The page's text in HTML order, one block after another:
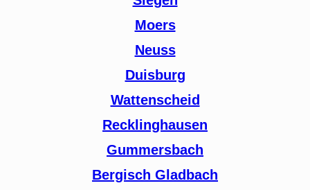
Moers
Neuss
Duisburg
Wattenscheid
Recklinghausen
Gummersbach
Bergisch Gladbach